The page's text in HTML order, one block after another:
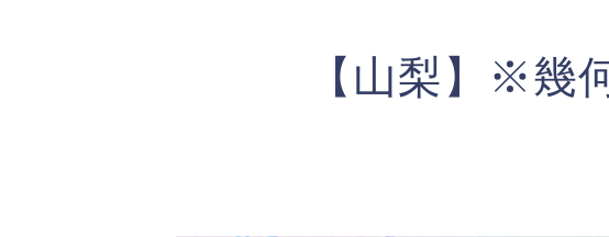
【山梨】※幾